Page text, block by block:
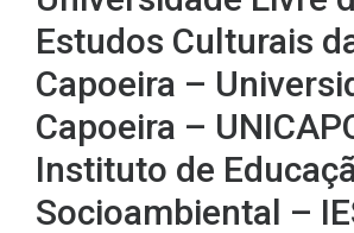
Estudos Culturais
Capoeira –
Capoeira –
Instituto de
Socioambiental –